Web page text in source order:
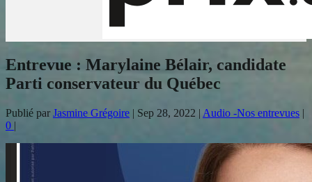
Entrevue : Marylaine Bélair, candidate
Parti conservateur du Québec
Publié par Jasmine Grégoire | Sep 28, 2022 | Audio -Nos entrevues |
0 |